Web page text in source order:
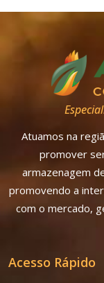
Atuamos na
promover
armazenagem
promovendo a
com o mercado,
Acesso Rápido